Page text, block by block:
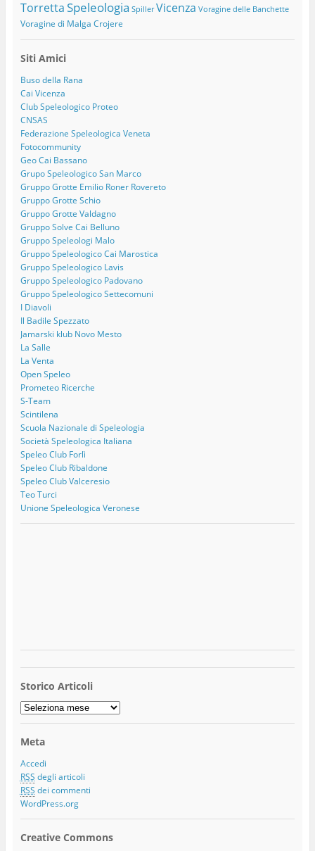
TorrettaSpeleologia Spiller Vicenza Voragine delle Banchette
Voragine di Malga Crojere
Siti Amici
Buso della Rana
Cai Vicenza
Club Speleologico Proteo
CNSAS
Federazione Speleologica Veneta
Fotocommunity
Geo Cai Bassano
Grupo Speleologico San Marco
Gruppo Grotte Emilio Roner Rovereto
Gruppo Grotte Schio
Gruppo Grotte Valdagno
Gruppo Solve Cai Belluno
Gruppo Speleologi Malo
Gruppo Speleologico Cai Marostica
Gruppo Speleologico Lavis
Gruppo Speleologico Padovano
Gruppo Speleologico Settecomuni
I Diavoli
Il Badile Spezzato
Jamarski klub Novo Mesto
La Salle
La Venta
Open Speleo
Prometeo Ricerche
S-Team
Scintilena
Scuola Nazionale di Speleologia
Società Speleologica Italiana
Speleo Club Forlì
Speleo Club Ribaldone
Speleo Club Valceresio
Teo Turci
Unione Speleologica Veronese
Storico Articoli
Storico
Articoli
Meta
Accedi
RSS degli articoli
RSS dei commenti
WordPress.org
Creative Commons